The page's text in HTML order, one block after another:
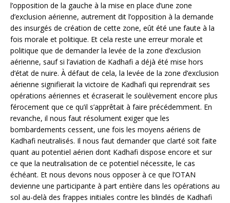
l’opposition de la gauche à la mise en place d’une zone
d’exclusion aérienne, autrement dit l’opposition à la demande
des insurgés de création de cette zone, eût été une faute à la
fois morale et politique. Et cela reste une erreur morale et
politique que de demander la levée de la zone d’exclusion
aérienne, sauf si l’aviation de Kadhafi a déjà été mise hors
d’état de nuire. À défaut de cela, la levée de la zone d’exclusion
aérienne signifierait la victoire de Kadhafi qui reprendrait ses
opérations aériennes et écraserait le soulèvement encore plus
férocement que ce qu’il s’apprêtait à faire précédemment. En
revanche, il nous faut résolument exiger que les
bombardements cessent, une fois les moyens aériens de
Kadhafi neutralisés. Il nous faut demander que clarté soit faite
quant au potentiel aérien dont Kadhafi dispose encore et sur
ce que la neutralisation de ce potentiel nécessite, le cas
échéant. Et nous devons nous opposer à ce que l’OTAN
devienne une participante à part entière dans les opérations au
sol au-delà des frappes initiales contre les blindés de Kadhafi